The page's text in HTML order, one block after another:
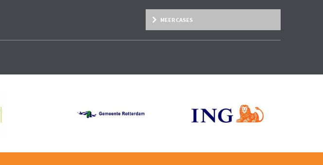
Public
MINISTERIE VAN VEILIGHEID EN
Zakelijke dienstverlening
MEER CASES